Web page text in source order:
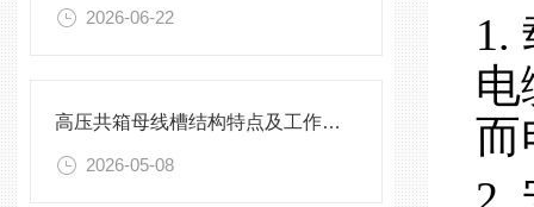
2026-06-22
高压共箱母线槽结构特点及工作原理
2026-05-08
1.
电
而